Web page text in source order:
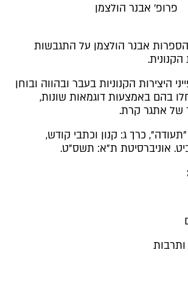
פרופ' אבנר הולצמן
אבנר הולצמן על התגבשות
היצירות הקנוניות בעבר ובהווה ובוחן
בהם באמצעות דוגמאות שונות,
של אתגר קרת.
כרך ג: קנון וכתבי קודש,
אוניברסיטת ת"א: תשס"ט.